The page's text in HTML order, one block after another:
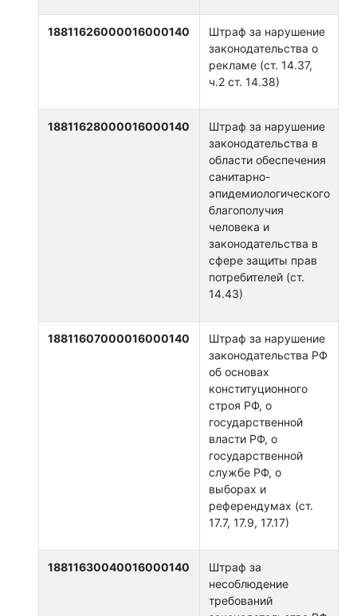
18811626000016000140
Штраф за нарушение
законодательства о
рекламе (ст. 14.37,
ч.2 ст. 14.38)
18811628000016000140
Штраф за нарушение
законодательства в
области обеспечения
санитарно-
эпидемиологического
благополучия
человека и
законодательства в
сфере защиты прав
потребителей (ст.
14.43)
18811607000016000140
Штраф за нарушение
законодательства РФ
об основах
конституционного
строя РФ, о
государственной
власти РФ, о
государственной
службе РФ, о
выборах и
референдумах (ст.
17.7, 17.9, 17.17)
18811630040016000140
Штраф за
несоблюдение
требований